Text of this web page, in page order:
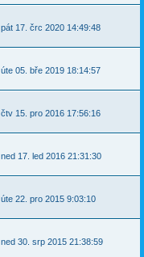
pát 17. črc 2020 14:49:48
úte 05. bře 2019 18:14:57
čtv 15. pro 2016 17:56:16
ned 17. led 2016 21:31:30
úte 22. pro 2015 9:03:10
ned 30. srp 2015 21:38:59